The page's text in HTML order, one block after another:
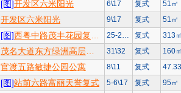
[图]开发区六米阳光 6\17 复式
51㎡
开发区六米阳光 9\17 复式
51㎡
[图]西粤中路茂丰花园复式送负一两个小车位 25-26\26 复式
313
31\32 复式
160
官渡五路敏捷公园公寓 8\11 复式
[图]站前六路富丽天誉复式 5-6\17 复式
95㎡